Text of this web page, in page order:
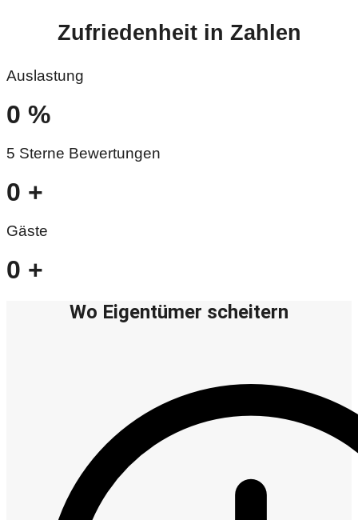
Zufriedenheit in Zahlen
Auslastung
0 %
5 Sterne Bewertungen
0 +
Gäste
0 +
Wo Eigentümer scheitern